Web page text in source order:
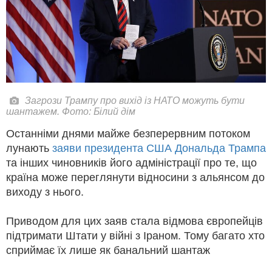
Загрози Трампу про вихід із НАТО можуть бути
шантажем. Фото: Білий дім
Останніми днями майже безперервним потоком
лунають заяви президента США Дональда Трампа
та інших чиновників його адміністрації про те, що
країна може переглянути відносини з альянсом до
виходу з нього.
Приводом для цих заяв стала відмова європейців
підтримати Штати у війні з Іраном. Тому багато хто
сприймає їх лише як банальний шантаж